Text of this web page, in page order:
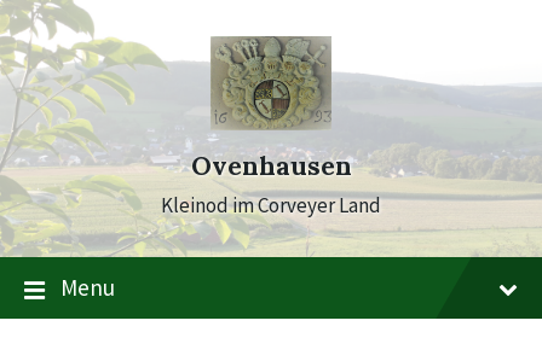
Skip
to
content
Skip
to
main
navigation
Skip
to
footer
Ovenhausen
Kleinod im Corveyer Land
Menu